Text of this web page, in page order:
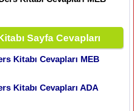
Sayfa Cevapları
Kitabı Cevapları MEB
Kitabı Cevapları ADA